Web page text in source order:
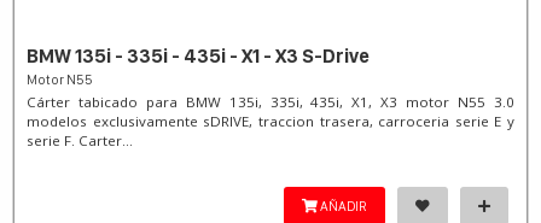
BMW 135i - 335i - 435i - X1 - X3 S-Drive
Motor N55
Cárter tabicado para BMW 135i, 335i, 435i, X1, X3 motor N55 3.0
modelos exclusivamente sDRIVE, traccion trasera, carroceria serie E y
serie F. Carter...
AÑADIR